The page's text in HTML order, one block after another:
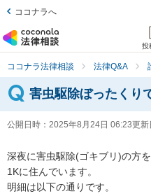
ココナラへ
投
ココナラ法律相談 法律Q&A
害虫駆除ぼったくり
公開日時： 2025年8月24日 06:23更新
深夜に害虫駆除(ゴキブリ)の方を
1Kに住んでいます。
明細は以下の通りです。